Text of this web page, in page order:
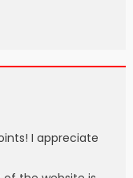
I appreciate